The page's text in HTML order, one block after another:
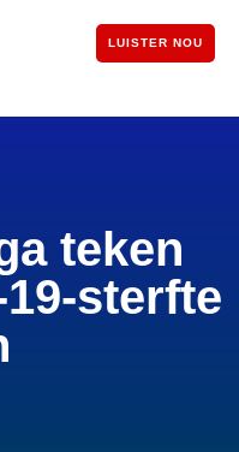
LUISTER NOU
teken
sterfte